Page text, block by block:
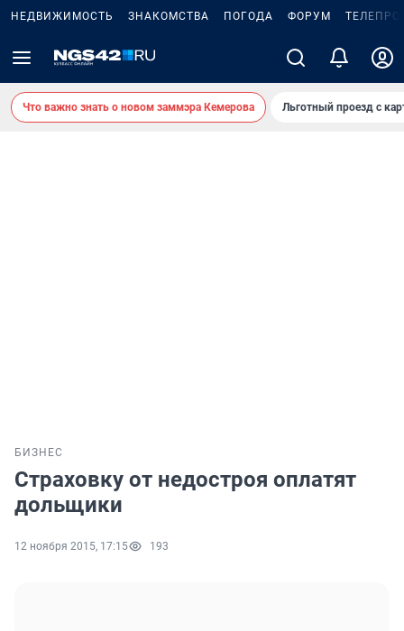
НЕДВИЖИМОСТЬ ЗНАКОМСТВА ПОГОДА ФОРУМ
Что важно знать о новом заммэра Кемерова Льготный проезд с
БИЗНЕС
Страховку от недостроя оплатят
дольщики
12 ноября 2015, 17:15 193